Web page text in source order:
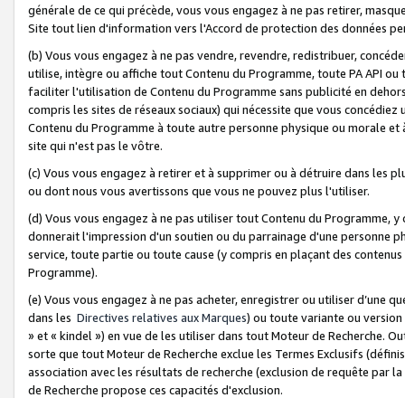
générale de ce qui précède, vous vous engagez à ne pas retirer,
Site tout lien d'information vers l'Accord de protection des données
(b) Vous vous engagez à ne pas vendre, revendre, redistribuer,
utilise, intègre ou affiche tout Contenu du Programme, toute PA API
faciliter l'utilisation de Contenu du Programme sans publicité en
compris les sites de réseaux sociaux) qui nécessite que vous
Contenu du Programme à toute autre personne physique ou morale
site qui n'est pas le vôtre.
(c) Vous vous engagez à retirer et à supprimer ou à détruire dans les
ou dont nous vous avertissons que vous ne pouvez plus l'utiliser.
(d) Vous vous engagez à ne pas utiliser tout Contenu du Programme,
donnerait l'impression d'un soutien ou du parrainage d'une personne
service, toute partie ou toute cause (y compris en plaçant des
Programme).
(e) Vous vous engagez à ne pas acheter, enregistrer ou utiliser d’une
dans les Directives relatives aux Marques) ou toute variante ou
» et « kindel ») en vue de les utiliser dans tout Moteur de Recherche.
sorte que tout Moteur de Recherche exclue les Termes Exclusifs
association avec les résultats de recherche (exclusion de requête
de Recherche propose ces capacités d'exclusion.